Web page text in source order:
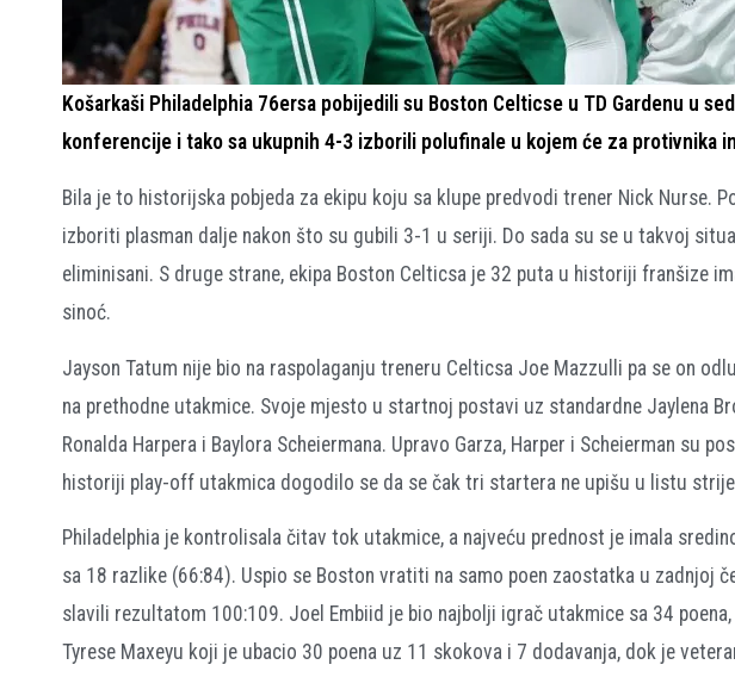
Košarkaši Philadelphia 76ersa pobijedili su Boston Celticse u TD Gardenu u
konferencije i tako sa ukupnih 4-3 izborili polufinale u kojem će za protivnika
Bila je to historijska pobjeda za ekipu koju sa klupe predvodi trener Nick Nurse.
izboriti plasman dalje nakon što su gubili 3-1 u seriji. Do sada su se u takvoj
eliminisani. S druge strane, ekipa Boston Celticsa je 32 puta u historiji franšize
sinoć.
Jayson Tatum nije bio na raspolaganju treneru Celticsa Joe Mazzulli pa se on
na prethodne utakmice. Svoje mjesto u startnoj postavi uz standardne Jaylena
Ronalda Harpera i Baylora Scheiermana. Upravo Garza, Harper i Scheierman su
historiji play-off utakmica dogodilo se da se čak tri startera ne upišu u listu
Philadelphia je kontrolisala čitav tok utakmice, a najveću prednost je imala
sa 18 razlike (66:84). Uspio se Boston vratiti na samo poen zaostatka u
slavili rezultatom 100:109. Joel Embiid je bio najbolji igrač utakmice sa 34
Tyrese Maxeyu koji je ubacio 30 poena uz 11 skokova i 7 dodavanja, dok je